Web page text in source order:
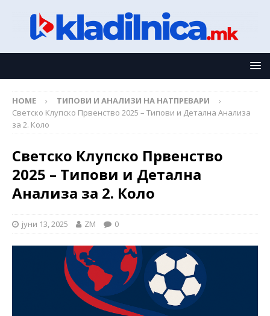
HOME
ТИПОВИ И АНАЛИЗИ НА НАТПРЕВАРИ
Светско Клупско Првенство 2025 – Типови и Детална Анализа
за 2. Коло
Светско Клупско Првенство
2025 – Типови и Детална
Анализа за 2. Коло
јуни 13, 2025 ZM 0